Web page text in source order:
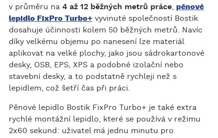
v průměru na 4 až 12 běžných metrů práce, pěnové
lepidlo FixPro Turbo+ vyvinuté společností Bostik
dosahuje účinnosti kolem 50 běžných metrů. Navíc
díky velkému objemu po nanesení lze materiál
aplikovat na velké plochy, jako jsou sádrokartonové
desky, OSB, EPS, XPS a podobné izolační nebo
stavební desky, a to podstatně rychleji než s
lepidlem, což šetří čas při práci.
Pěnové lepidlo Bostik FixPro Turbo+ je také extra
rychlé montážní lepidlo, které se používá v režimu
2x60 sekund: uživatel má jednu minutu pro